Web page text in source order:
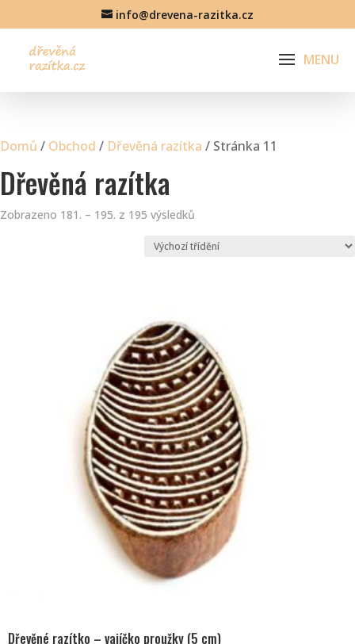
info@drevena-razitka.cz
Domů / Obchod / Dřevěná razítka / Stránka 11
Dřevěná razítka
Zobrazeno 181. – 195. z 195 výsledků
Dřevěné razítko – vajíčko proužky (5 cm)